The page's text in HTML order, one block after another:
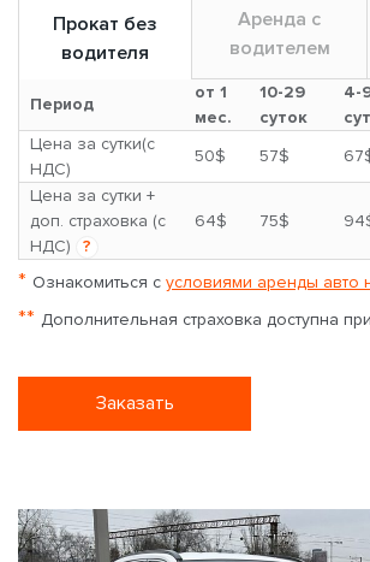
Прокат без
водителя
Аренда с
водителем
Период
от 1
мес.
10-29
суток
4-
Цена за сутки(с
НДС)
50$ 57$
Цена за сутки +
доп. страховка (с
НДС)
?
64$ 75$
* Ознакомиться с условиями аренды авто
** Дополнительная страховка доступна
Заказать